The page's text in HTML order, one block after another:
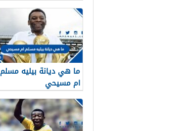
ما هي ديانة بيليه مسلم
ام مسيحي